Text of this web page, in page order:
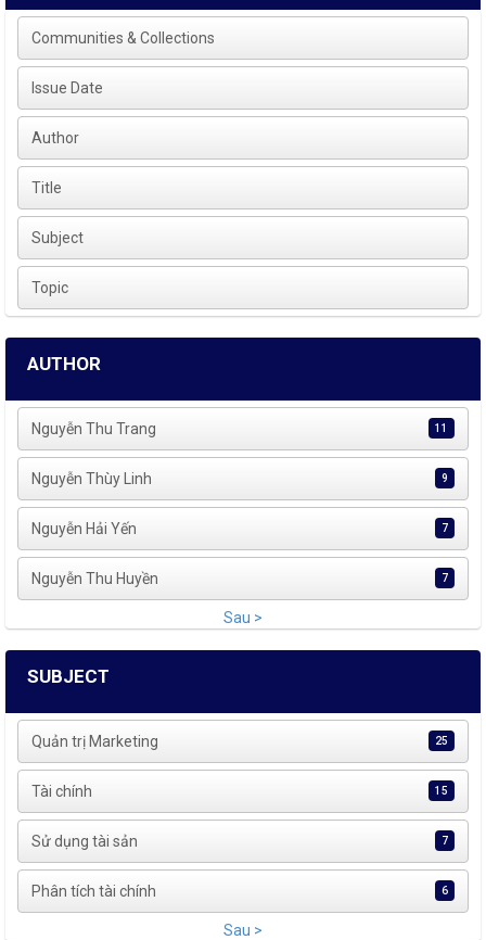
Communities & Collections
Issue Date
Author
Title
Subject
Topic
AUTHOR
Nguyễn Thu Trang 11
Nguyễn Thùy Linh 9
Nguyễn Hải Yến 7
Nguyễn Thu Huyền 7
Sau >
SUBJECT
Quản trị Marketing 25
Tài chính 15
Sử dụng tài sản 7
Phân tích tài chính 6
Sau >